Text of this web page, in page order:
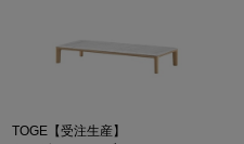
TOGE【受注生産】